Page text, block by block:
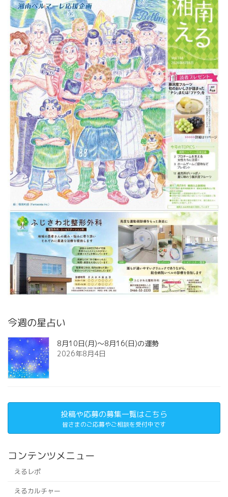
今週の星占い
8月10日(月)～8月16(日)の運勢
2026年8月4日
投稿や応募の募集一覧はこちら
皆さまのご応募やご相談を受付中です
コンテンツメニュー
えるレポ
えるカルチャー